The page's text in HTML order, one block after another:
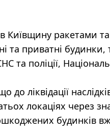
Київщину ракетами
та приватні
та поліції,
до ліквідації
локаціях через
будинків